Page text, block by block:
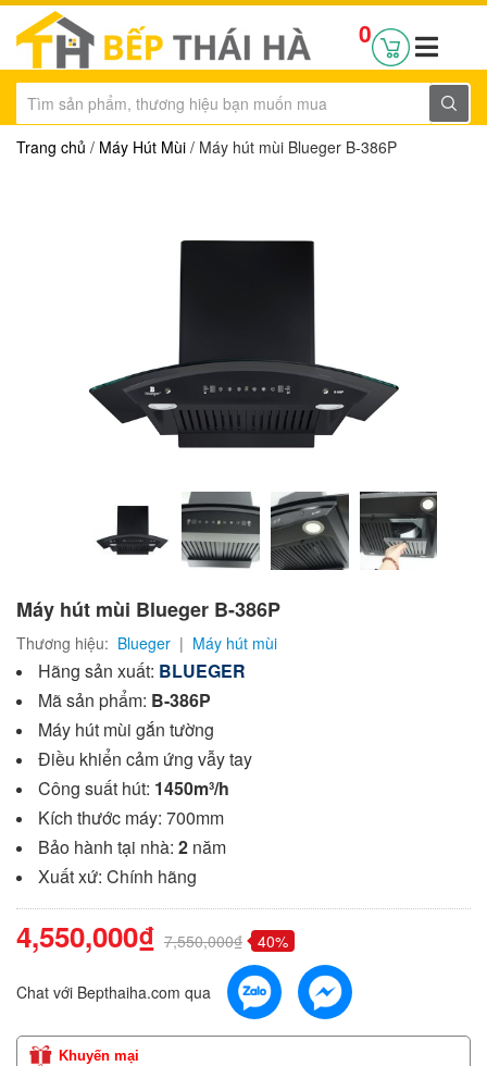
0
Trang chủ / Máy Hút Mùi / Máy hút mùi Blueger B-386P
Máy hút mùi Blueger B-386P
Thương hiệu: Blueger | Máy hút mùi
Hãng sản xuất: BLUEGER
Mã sản phẩm: B-386P
Máy hút mùi gắn tường
Điều khiển cảm ứng vẫy tay
Công suất hút: 1450m³/h
Kích thước máy: 700mm
Bảo hành tại nhà: 2 năm
Xuất xứ: Chính hãng
4,550,000₫ 7,550,000₫ 40%
Chat với Bepthaiha.com qua
Khuyến mại